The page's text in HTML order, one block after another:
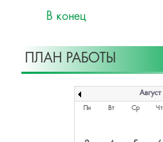
В конец
ПЛАН РАБОТЫ
Пн Вт Ср Чт